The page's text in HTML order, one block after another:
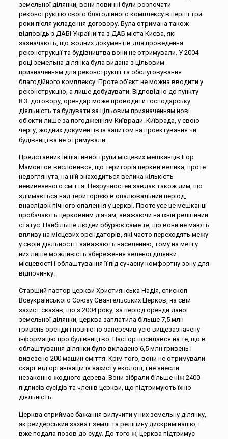
земельної ділянки, вони повинні були розпочати
реконструкцію свого благодійного комплексу в перші три
роки після укладення договору. Була отримана також
відповідь з ДАБІ України та з ДАБ міста Києва, які
зазначають, що жодних документів для проведення
реконструкції та будівництва вони не отримували. У 2004
році земельна ділянка була видана з цільовим
призначенням для реконструкції та обслуговування
благодійного комплексу. Проте об’єкт не можна вводити у
реконструкцію, а лише добудувати. Відповідно до пункту
8.3. договору, орендар може проводити господарську
діяльність та будувати за цільовим призначенням нові
об’єкти лише за погодженням Київради. Київрада, у свою
чергу, жодних документів із запитом на проектування чи
будівництва не отримували.
Представник ініціативної групи місцевих мешканців Ігор
Мамонтов висловився, що територія церкви велика, проте
недоглянута, на ній знаходиться велика кількість
невивезеного сміття. Незручностей завдає також дим, що
здіймається над територією в опалювальний період,
внаслідок пічного опалення у церкві. Проте усе це мешканці
пробачають церковним діячам, зважаючи на їхній релігійний
статус. Найбільше людей обурює саме те, що вони не мають
впливу на місцевих орендаторів, які часто переходять межу
у своїй діяльності і заважають населенню, тому на меті у
них лише можливість збереження зеленої ділянки
місцевості і облаштування її під сучасну комфортну зону для
відпочинку.
Старший пастор церкви Християнська Надія, єпископ
Всеукраїнського Союзу Євангельських Церков, на свій
захист сказав, що з 2004 року, за період оренди даної
земельної ділянки, церква заплатила більше 7,5 млн
гривень оренди і повністю заперечив усю вищезазначену
інформацію про будівництво. Пастор посилався на те, що в
облаштування ділянки було вкладено 6,5 млн гривень і
вивезено 200 машин сміття. Крім того, вони не отримували
скарг від організацій із захисту екології, і не знесли
незаконно жодного дерева. Вони зібрали більше ніж 2400
підписів сусідів та членів церкви, що підтримують їхню
діяльність.
Церква сприймає бажання вилучити у них земельну ділянку,
як рейдерський захват землі та релігійну дискримінацію, і
вже подала позов до суду. До того ж, церква підтримує